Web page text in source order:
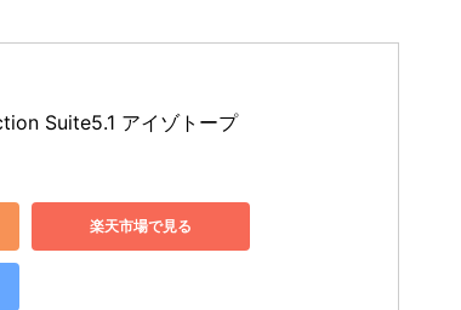
Suite5.1 アイゾトープ
楽天市場で見る